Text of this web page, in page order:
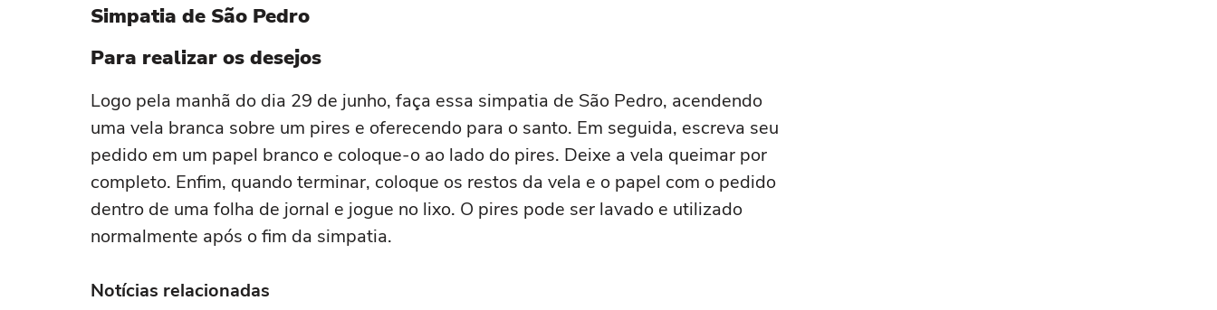
Simpatia de São Pedro
Para realizar os desejos
Logo pela manhã do dia 29 de junho, faça essa simpatia de São Pedro, acendendo
uma vela branca sobre um pires e oferecendo para o santo. Em seguida, escreva seu
pedido em um papel branco e coloque-o ao lado do pires. Deixe a vela queimar por
completo. Enfim, quando terminar, coloque os restos da vela e o papel com o pedido
dentro de uma folha de jornal e jogue no lixo. O pires pode ser lavado e utilizado
normalmente após o fim da simpatia.
Notícias relacionadas